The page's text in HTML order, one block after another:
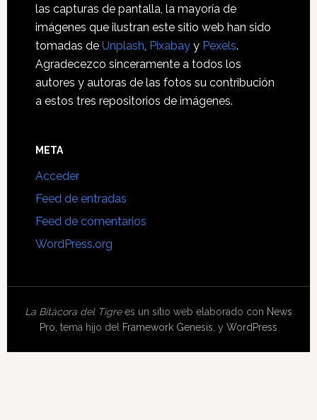
las capturas de pantalla, la mayoría de
imágenes que ilustran este sitio web han sido
tomadas de Unplash, Pixabayy Pexels.
Agradecezco sinceramente a todos los
autores y autoras de las fotos su contribución
a estos tres repositorios de imágenes.
META
Acceder
Feed de entradas
Feed de comentarios
WordPress.org
La Bitácora del Tigrees un sitio web elaborado con News
Pro, tema hijo del Framework Genesis, y WordPress